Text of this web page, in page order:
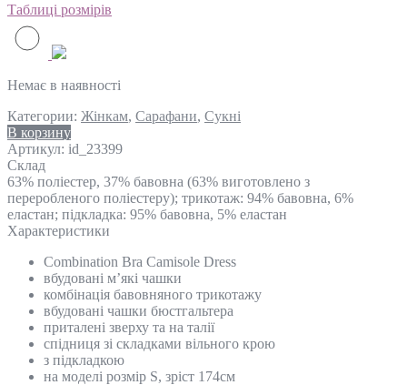
Таблиці розмірів
Немає в наявності
Категории: Жінкам, Сарафани, Сукні
В корзину
Артикул: id_23399
Склад
63% поліестер, 37% бавовна (63% виготовлено з
переробленого поліестеру); трикотаж: 94% бавовна, 6%
еластан; підкладка: 95% бавовна, 5% еластан
Характеристики
Combination Bra Camisole Dress
вбудовані м’які чашки
комбінація бавовняного трикотажу
вбудовані чашки бюстгальтера
приталені зверху та на талії
спідниця зі складками вільного крою
з підкладкою
на моделі розмір S, зріст 174см